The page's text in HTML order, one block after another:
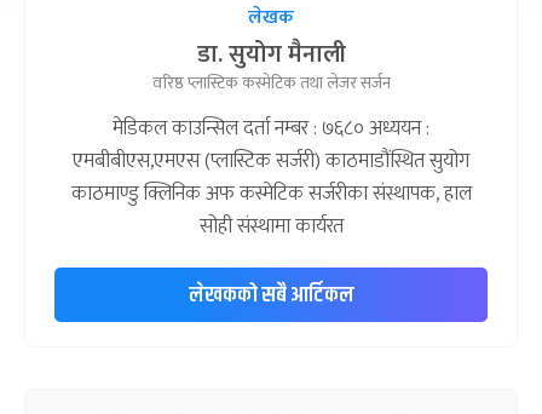
लेखक
डा. सुयोग मैनाली
वरिष्ठ प्लास्टिक कस्मेटिक तथा लेजर सर्जन
मेडिकल काउन्सिल दर्ता नम्बर : ७६८० अध्ययन :
एमबीबीएस,एमएस (प्लास्टिक सर्जरी) काठमाडौंस्थित सुयोग
काठमाण्डु क्लिनिक अफ कस्मेटिक सर्जरीका संस्थापक, हाल
सोही संस्थामा कार्यरत
लेखकको सबै आर्टिकल